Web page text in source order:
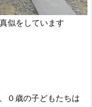
似をしています
０歳の子どもたちは